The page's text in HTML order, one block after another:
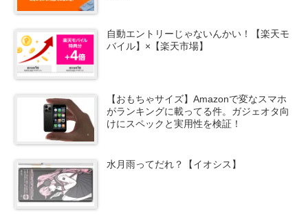
自動エントリーじゃないんかい！【楽天モ
バイル】×【楽天市場】
【おもちゃサイズ】Amazonで変なスマホ
がランキングに載ってる件。ガジェオタ向
けにスペックと実用性を検証！
水月雨ってだれ？【イオシス】